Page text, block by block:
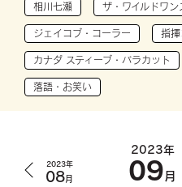
相川七瀬 ザ・ワイルドワン
ジェイコブ・コーラー 指
カナダ スティーブ・バラカット
落語・お笑い
2023年
08月
2023年
09月